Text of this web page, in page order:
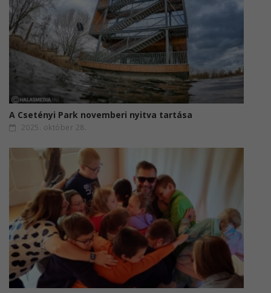
A Csetényi Park novemberi nyitva tartása
2025. október 28.